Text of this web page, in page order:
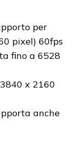
per
pixel) 60fps
fino a 6528
x 2160
anche